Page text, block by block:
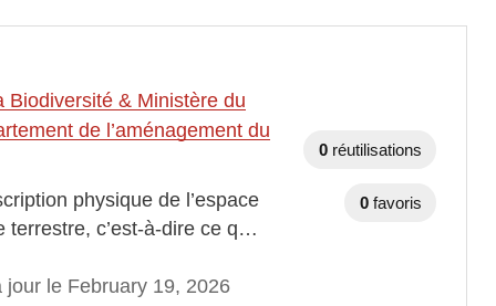
Biodiversité & Ministère du
de l’aménagement du
physique de l’espace
terrestre, c’est-à-dire ce q…
jour le February 19, 2026
0 réutilisations
0 favoris